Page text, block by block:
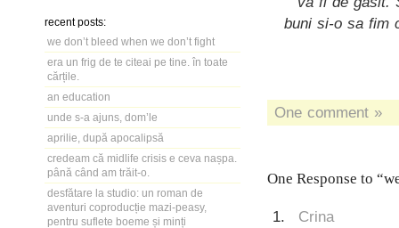
recent posts:
we don’t bleed when we don’t fight
era un frig de te citeai pe tine. în toate
cărțile.
an education
unde s-a ajuns, dom’le
aprilie, după apocalipsă
credeam că midlife crisis e ceva nașpa.
până când am trăit-o.
desfătare la studio: un roman de
aventuri coproducție mazi-peasy,
pentru suflete boeme și minți
buni si-o sa fim
One comment »
One Response to
Crina